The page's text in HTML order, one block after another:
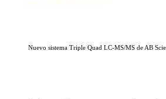
Nuevo sistema Triple Quad LC-MS/MS de AB